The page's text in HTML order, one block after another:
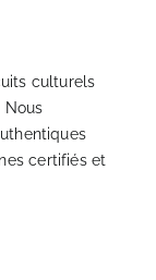
culturels
Nous
certifiés et